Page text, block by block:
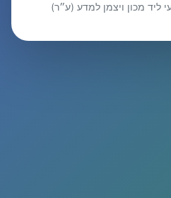
ליד מכון ויצמן למדע (ע״ר)